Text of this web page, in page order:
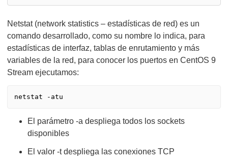
Netstat (network statistics – estadísticas de red) es un
comando desarrollado, como su nombre lo indica, para
estadísticas de interfaz, tablas de enrutamiento y más
variables de la red, para conocer los puertos en CentOS 9
Stream ejecutamos:
El parámetro -a despliega todos los sockets
disponibles
El valor -t despliega las conexiones TCP